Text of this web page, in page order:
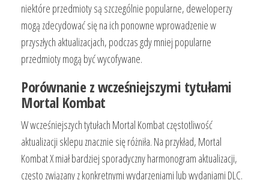
niektóre przedmioty są szczególnie popularne, deweloperzy
mogą zdecydować się na ich ponowne wprowadzenie w
przyszłych aktualizacjach, podczas gdy mniej popularne
przedmioty mogą być wycofywane.
Porównanie z wcześniejszymi tytułami
Mortal Kombat
W wcześniejszych tytułach Mortal Kombat częstotliwość
aktualizacji sklepu znacznie się różniła. Na przykład, Mortal
Kombat X miał bardziej sporadyczny harmonogram aktualizacji,
często związany z konkretnymi wydarzeniami lub wydaniami DLC.